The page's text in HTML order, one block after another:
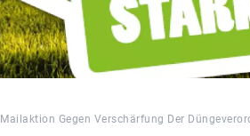
Mailaktion Gegen Verschärfung Der